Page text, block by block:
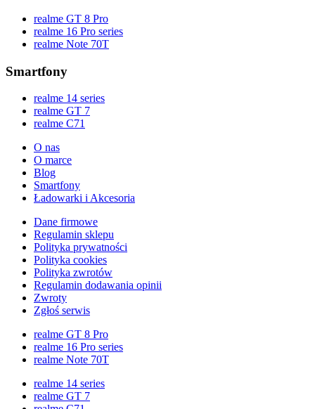
realme GT 8 Pro
realme 16 Pro series
realme Note 70T
Smartfony
realme 14 series
realme GT 7
realme C71
O nas
O marce
Blog
Smartfony
Ładowarki i Akcesoria
Dane firmowe
Regulamin sklepu
Polityka prywatności
Polityka cookies
Polityka zwrotów
Regulamin dodawania opinii
Zwroty
Zgłoś serwis
realme GT 8 Pro
realme 16 Pro series
realme Note 70T
realme 14 series
realme GT 7